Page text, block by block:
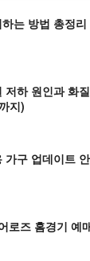
는 방법 총정
저하 원인과 화
지)
가구 업데이트
로즈 홈경기 예